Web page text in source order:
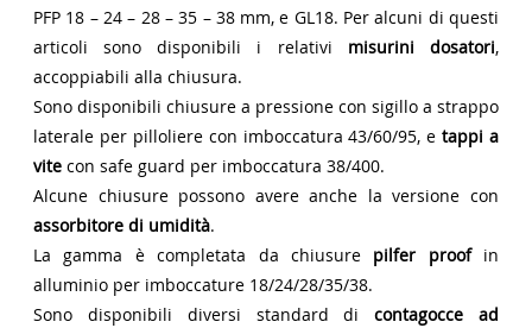
PFP 18 – 24 – 28 – 35 – 38 mm, e GL18. Per alcuni di questi
articoli sono disponibili i relativi misurini dosatori,
accoppiabili alla chiusura.
Sono disponibili chiusure a pressione con sigillo a strappo
laterale per pilloliere con imboccatura 43/60/95, e tappi a
vitecon safe guard per imboccatura 38/400.
Alcune chiusure possono avere anche la versione con
assorbitore di umidità.
La gamma è completata da chiusure pilfer proofin
alluminio per imboccature 18/24/28/35/38.
Sono disponibili diversi standard dicontagocce ad